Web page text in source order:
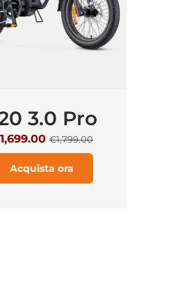
3.0 Pro
€1,799.00
Acquista ora